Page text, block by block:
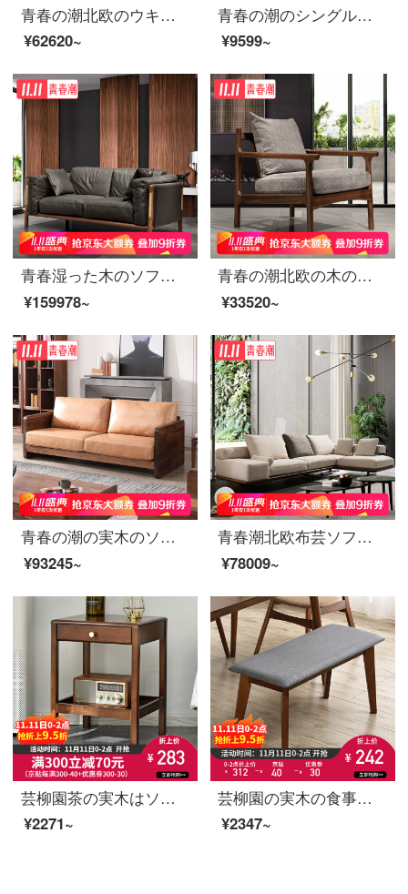
青春の潮北欧のウキンキの3人の真皮のソファーのナパの皮の層の牛皮の羽根布団のまっすぐな列のソファーの小さい家型のソファーの3人の位（2.2 m）
¥62620~
青春の潮のシングルソファーの椅子の客間のレジャーチェア北欧の1人の真皮のソファーの椅子の烏金の木のシングルのソファーは単独で足を踏みます
¥9599~
青春湿った木のソファーの本革のソファーはとても簡単で、贅沢なソファーです。北米の黒胡桃の木のソファーは三人です。（2.3 m）
¥159978~
青春の潮北欧の木のレジャーチェアの客間のシングルの布芸のソファーの椅子の北アメリカの黒胡桃の木のシングルのソファーのベランダの手すりの椅子の灰色の北アメリカの黒胡桃
¥33520~
青春の潮の実木のソファーの客間の黒い胡桃の木の科学技術の布のソファーの北欧の3人の布の芸術の組み合わせのソファーの3人の位
¥93245~
青春潮北欧布芸ソファー客間貴妃角ソファーイタリア綿麻ソファ3人+貴妃、左右選択(3.2 M)
¥78009~
芸柳園茶の実木はソファーの辺の幾つかの棚の角を簡単に予約します。ベッドのそばのテーブルの端に胡桃色のテーブルがあります。
¥2271~
芸柳園の実木の食事の腰掛け北欧の簡単な長い腰掛けの床板の腰掛けのベンチのベンチの入り口のゴムの木の長い腰掛け
¥2347~